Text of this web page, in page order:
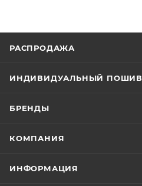
РАСПРОДАЖА
ИНДИВИДУАЛЬНЫЙ ПОШИВ
БРЕНДЫ
КОМПАНИЯ
ИНФОРМАЦИЯ